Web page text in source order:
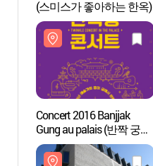
(스미스가 좋아하는 한옥)
Concert 2016 Banjjak
Gung au palais (반짝 궁
(宮) 콘서트 2016)